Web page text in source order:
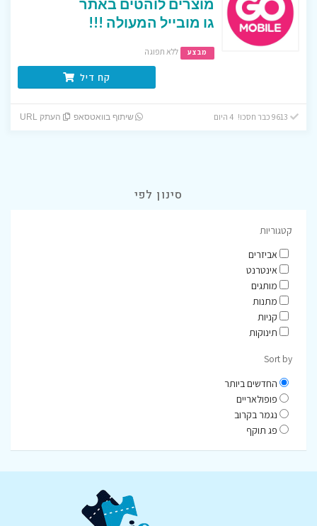
מוצרים לוהטים באתר
גו מובייל המעולה !!!
מבצע ללא תפוגה
קח דיל
שיתוף בוואטסאפ העתק URL
סינון לפי
קטגוריות
אביזרים
אינטרנט
מותגים
מתנות
קניות
תינוקות
Sort by
החדשים ביותר
פופולאריים
נגמר בקרוב
פג תוקף